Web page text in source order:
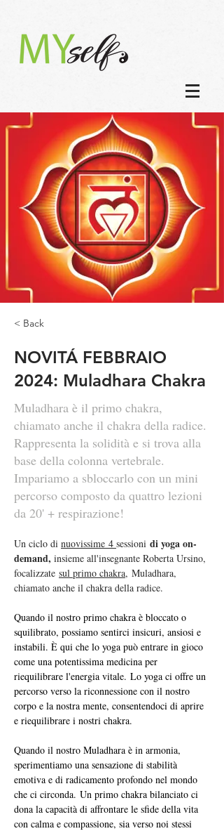
< Back
NOVITÁ FEBBRAIO
2024: Muladhara Chakra
Muladhara è il primo chakra,
chiamato anche il chakra della radice.
Rappresenta la solidità e si trova alla
base della colonna vertebrale.
Impariamo a sbloccarlo con un mini
percorso composto da quattro lezioni
da 20' + respirazione!
Un ciclo di nuovissime 4 sessioni di yoga on-
demand, insieme all'insegnante Roberta Ursino,
focalizzate sul primo chakra, Muladhara,
chiamato anche il chakra della radice.
Quando il nostro primo chakra è bloccato o
squilibrato, possiamo sentirci insicuri, ansiosi e
instabili. È qui che lo yoga può entrare in gioco
come una potentissima medicina per
riequilibrare l'energia vitale. Lo yoga ci offre un
percorso verso la riconnessione con il nostro
corpo e la nostra mente, consentendoci di aprire
e riequilibrare i nostri chakra.
Quando il nostro Muladhara è in armonia,
sperimentiamo una sensazione di stabilità
emotiva e di radicamento profondo nel mondo
che ci circonda. Un primo chakra bilanciato ci
dona la capacità di affrontare le sfide della vita
con calma e compassione, sia verso noi stessi